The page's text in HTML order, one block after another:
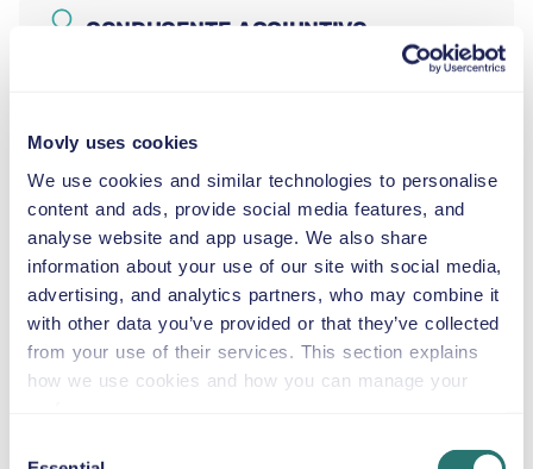
Movly uses cookies
We use cookies and similar technologies to personalise
content and ads, provide social media features, and
analyse website and app usage. We also share
information about your use of our site with social media,
advertising, and analytics partners, who may combine it
with other data you’ve provided or that they’ve collected
from your use of their services. This section explains
how we use cookies and how you can manage your
CONDUCENTE AGGIUNTIVO
2,5–13 kg
SEGGIOLINO PER BAMBINI
9–18 kg
SEGGIOLINO ALZABIMBO
15–36 kg